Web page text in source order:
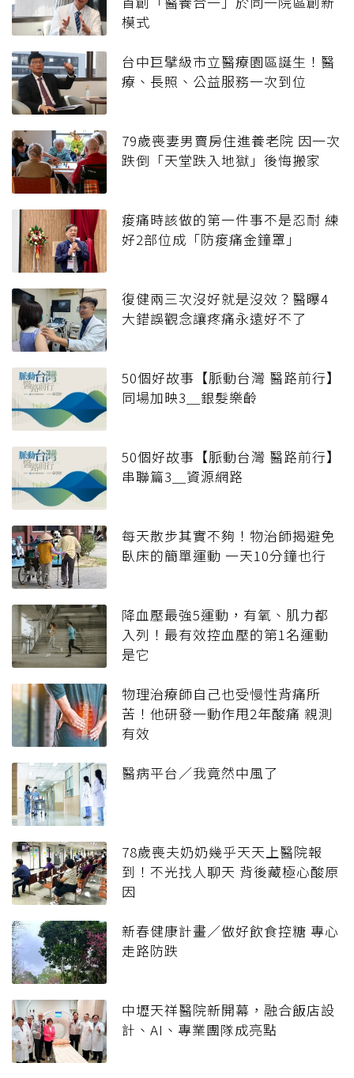
模式
台中巨擘級市立醫療園區誕生！醫
療、長照、公益服務一次到位
79歲喪妻男賣房住進養老院 因一次
跌倒「天堂跌入地獄」後悔搬家
痠痛時該做的第一件事不是忍耐 練
好2部位成「防痠痛金鐘罩」
復健兩三次沒好就是沒效？醫曝4
大錯誤觀念讓疼痛永遠好不了
50個好故事【脈動台灣 醫路前行】
同場加映3＿銀髮樂齡
50個好故事【脈動台灣 醫路前行】
串聯篇3＿資源網路
每天散步其實不夠！物治師揭避免
臥床的簡單運動 一天10分鐘也行
降血壓最強5運動，有氧、肌力都
入列！最有效控血壓的第1名運動
是它
物理治療師自己也受慢性背痛所
苦！他研發一動作甩2年酸痛 親測
有效
醫病平台／我竟然中風了
78歲喪夫奶奶幾乎天天上醫院報
到！不光找人聊天 背後藏極心酸原
因
新春健康計畫／做好飲食控糖 專心
走路防跌
中壢天祥醫院新開幕，融合飯店設
計、AI、專業團隊成亮點